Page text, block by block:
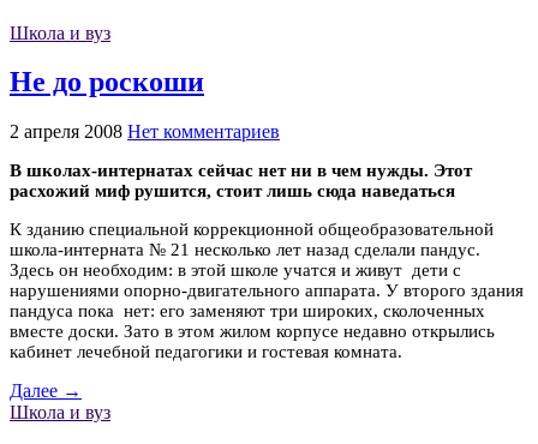
Школа и вуз
Не до роскоши
2 апреля 2008 Нет комментариев
В школах-интернатах сейчас нет ни в чем нужды. Этот
расхожий миф рушится, стоит лишь сюда наведаться
К зданию специальной коррекционной общеобразовательной
школа-интерната № 21 несколько лет назад сделали пандус.
Здесь он необходим: в этой школе учатся и живут дети с
нарушениями опорно-двигательного аппарата. У второго здания
пандуса пока нет: его заменяют три широких, сколоченных
вместе доски. Зато в этом жилом корпусе недавно открылись
кабинет лечебной педагогики и гостевая комната.
Далее →
Школа и вуз